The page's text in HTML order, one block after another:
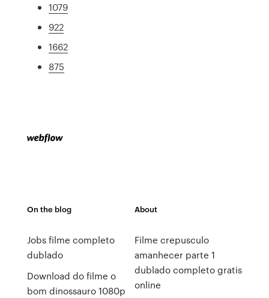
1079
922
1662
875
On the blog
Jobs filme completo
dublado
Download do filme o
bom dinossauro 1080p
About
Filme crepusculo
amanhecer parte 1
dublado completo gratis
online